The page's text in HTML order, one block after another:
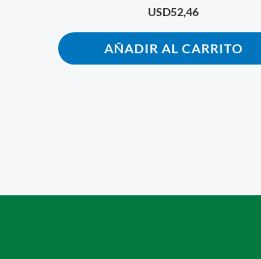
USD52,46
AÑADIR AL CARRITO